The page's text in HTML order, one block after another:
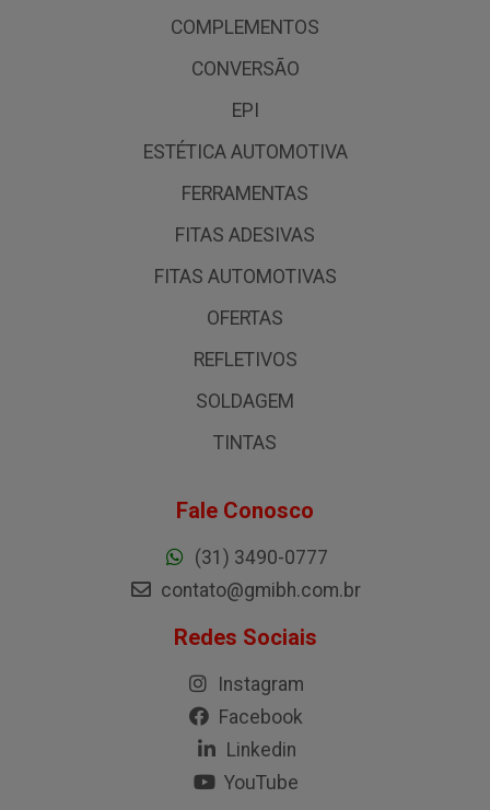
COMPLEMENTOS
CONVERSÃO
EPI
ESTÉTICA AUTOMOTIVA
FERRAMENTAS
FITAS ADESIVAS
FITAS AUTOMOTIVAS
OFERTAS
REFLETIVOS
SOLDAGEM
TINTAS
Fale Conosco
(31) 3490-0777
contato@gmibh.com.br
Redes Sociais
Instagram
Facebook
Linkedin
YouTube